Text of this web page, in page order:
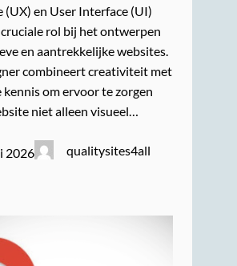
(UX) en User Interface (UI)
rol bij het ontwerpen
en aantrekkelijke websites.
combineert creativiteit met
kennis om ervoor te zorgen
niet alleen visueel…
2026 qualitysites4all